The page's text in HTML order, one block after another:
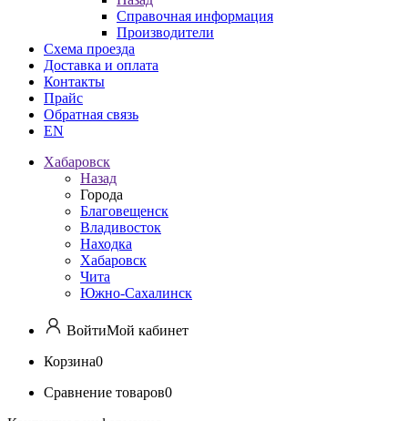
Справочная информация
Производители
Схема проезда
Доставка и оплата
Контакты
Прайс
Обратная связь
EN
Хабаровск
Назад
Города
Благовещенск
Владивосток
Находка
Хабаровск
Чита
Южно-Сахалинск
ВойтиМой кабинет
Корзина0
Сравнение товаров0